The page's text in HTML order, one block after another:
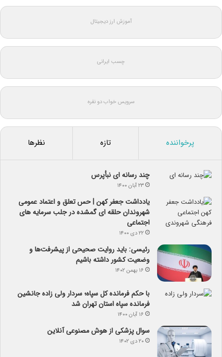
آموزش ارز دیجیتال
چسب ایرانی
سرویس خواب دو نفره
پرخواننده تازه نظرها
چند رسانه ای نبأپرس
۲۳ آبان ۱۴۰۰
یادداشت جعفر کهن | حس تعلق و اعتماد عمومی
شهروندان حلقه ای گمشده در جلب سرمایه های
اجتماعی
۲۲ دی ۱۴۰۰
رئیسی: باید روایت صحیحی از پیشرفت‌ها و
وضعیت کشور داشته باشیم
۱۶ بهمن ۱۴۰۲
با حکم فرمانده کل سپاه؛ سردار ولی زاده جانشین
فرمانده سپاه استان تهران شد
۱۶ آبان ۱۴۰۰
سوال پزشکی از هوش مصنوعی آنلاین
۲۰ دی ۱۴۰۲